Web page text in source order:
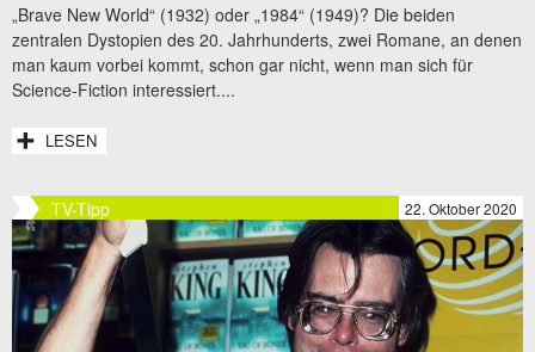
„Brave New World“ (1932) oder „1984“ (1949)? Die beiden
zentralen Dystopien des 20. Jahrhunderts, zwei Romane, an denen
man kaum vorbei kommt, schon gar nicht, wenn man sich für
Science-Fiction interessiert....
LESEN
TV-Tipp 22. Oktober 2020